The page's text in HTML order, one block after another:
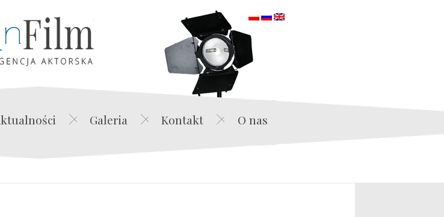
Edwin Film Agencja Aktorska
Galeria Kontakt O nas